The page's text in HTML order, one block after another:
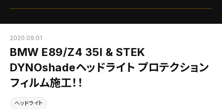
2020.09.01
BMW E89/Z4 35I & STEK
DYNOshadeヘッドライト プロテクション
フィルム施工！！
ヘッドライト